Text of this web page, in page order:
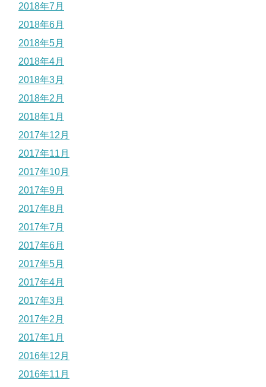
2018年7月
2018年6月
2018年5月
2018年4月
2018年3月
2018年2月
2018年1月
2017年12月
2017年11月
2017年10月
2017年9月
2017年8月
2017年7月
2017年6月
2017年5月
2017年4月
2017年3月
2017年2月
2017年1月
2016年12月
2016年11月